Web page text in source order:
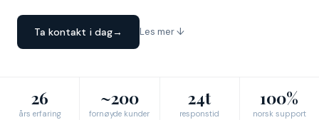
Ta kontakt i dag→ Les mer ↓
26
års erfaring
~200
fornøyde kunder
24t
responstid
100%
norsk support